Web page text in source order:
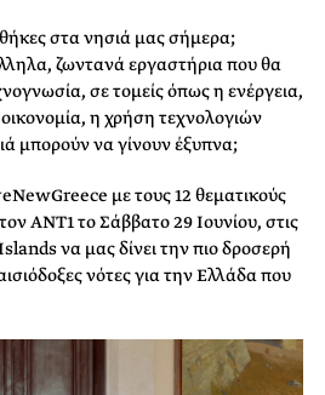
στα νησιά μας σήμερα;
ζωντανά εργαστήρια που θα
σε τομείς όπως η ενέργεια,
η χρήση τεχνολογιών
μπορούν να γίνουν έξυπνα;
με τους 12 θεματικούς
ΑΝΤ1 το Σάββατο 29 Ιουνίου, στις
να μας δίνει την πιο δροσερή
νότες για την Ελλάδα που